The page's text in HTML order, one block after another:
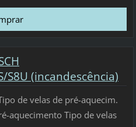
S8U (incandescência)
de velas de pré-aquecim.
aquecimento Tipo de velas